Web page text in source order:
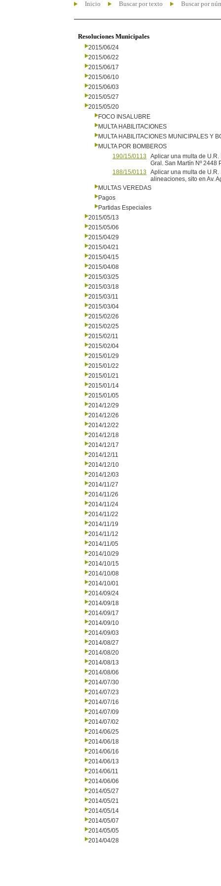
Inicio Buscar por texto Buscar por
Resoluciones Municipales
2015/06/24
2015/06/22
2015/06/17
2015/06/10
2015/06/03
2015/05/27
2015/05/20
FOCO INSALUBRE
MULTA HABILITACIONES
MULTA HABILITACIONES MUNICIPALES Y
MULTA POR BOMBEROS
190/15/0113
Aplicar una multa de U.R.
Gral. San Martín Nº 2448
188/15/0113
Aplicar una multa de U.R.
alineaciones, sito en Av.
MULTAS VEREDAS
Pagos
Partidas Especiales
2015/05/13
2015/05/06
2015/04/29
2015/04/21
2015/04/15
2015/04/08
2015/03/25
2015/03/18
2015/03/11
2015/03/04
2015/02/26
2015/02/25
2015/02/11
2015/02/04
2015/01/29
2015/01/22
2015/01/21
2015/01/14
2015/01/05
2014/12/29
2014/12/26
2014/12/22
2014/12/18
2014/12/17
2014/12/11
2014/12/10
2014/12/03
2014/11/27
2014/11/26
2014/11/24
2014/11/22
2014/11/19
2014/11/12
2014/11/05
2014/10/29
2014/10/15
2014/10/08
2014/10/01
2014/09/24
2014/09/18
2014/09/17
2014/09/10
2014/09/03
2014/08/27
2014/08/20
2014/08/13
2014/08/06
2014/07/30
2014/07/23
2014/07/16
2014/07/09
2014/07/02
2014/06/25
2014/06/18
2014/06/16
2014/06/13
2014/06/11
2014/06/06
2014/05/27
2014/05/21
2014/05/14
2014/05/07
2014/05/05
2014/04/28